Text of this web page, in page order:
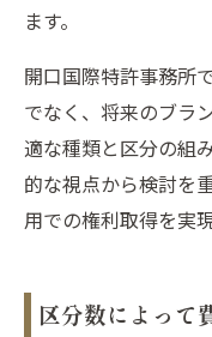
ます。
開口国際特許事務所
でなく、将来のブラ
適な種類と区分の組
的な視点から検討を
用での権利取得を実
区分数によって